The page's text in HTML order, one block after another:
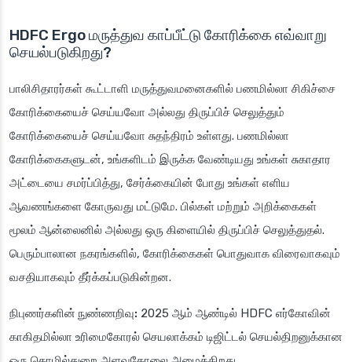
HDFC Ergo மருத்துவ காப்பீட்டு கோரிக்கை எவ்வாறு
செயல்படுகிறது?
பாலிசிதாரர்கள் கூட்டாளி மருத்துவமனைகளில் பணமில்லா சிகிச்சை
கோரிக்கையைச் செய்யவோ அல்லது திருப்பிச் செலுத்தும்
கோரிக்கையைச் செய்யவோ சுதந்திரம் உள்ளது. பணமில்லா
கோரிக்கைகளுடன், உங்களிடம் இருக்க வேண்டியது உங்கள் சுகாதார
அட்டையை சமர்ப்பித்து, சேர்க்கையின் போது உங்கள் எளிய
ஆவணங்களை கோருவது மட்டுமே. பில்கள் மற்றும் அறிக்கைகள்
மூலம் ஆன்லைனில் அல்லது ஒரு கிளையில் திருப்பிச் செலுத்துதல்.
பெரும்பாலான நகரங்களில், கோரிக்கைகள் பொதுவாக விரைவாகவும்
வசதியாகவும் தீர்க்கப்படுகின்றன.
நிபுணர்களின் நுண்ணறிவு: 2025 ஆம் ஆண்டில் HDFC எர்கோவின்
காகிதமில்லா உரிமைகோரல் செயலாக்கம் டிஜிட்டல் செயல்திறனுக்கான